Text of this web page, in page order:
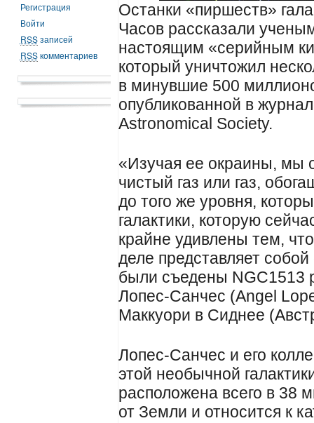
Регистрация
Войти
RSSзаписей
RSSкомментариев
Останки «пиршеств»
Часов рассказали
настоящим «серийным
который уничтожил
в минувшие 500
опубликованной в
Astronomical Society.
«Изучая ее окраины, мы
чистый газ или газ,
до того же уровня,
галактики, которую
крайне удивлены тем,
деле представляет
были съедены NGC1513
Лопес-Санчес (Angel
Маккуори в Сиднее
Лопес-Санчес и его
этой необычной
расположена всего в 38
от Земли и относится к